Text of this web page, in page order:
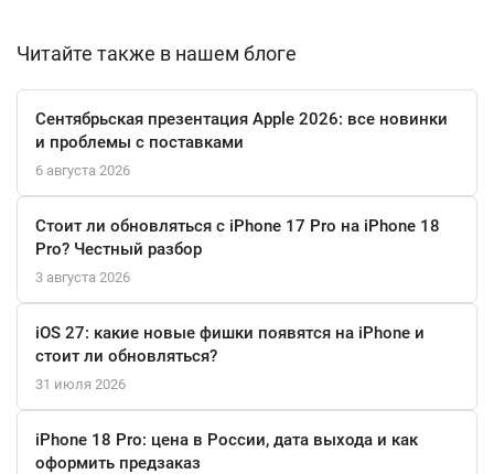
позволит вам не переживать о зарядке в течение всего дня.
Этот смартфон не только выглядит стильно, но и предлагает
широкий набор функций для навигации и подключения. С
поддержкой SIM и eSIM, вы сможете легко управлять
несколькими номерами. Инновационные функции, такие как
распознавание лиц и Siri, делают повседневное использование
еще более удобным.
Apple iPhone 14 128 ГБ в цвете «Сияющая звезда» — это
идеальный выбор для тех, кто ценит качество, стиль и
современные технологии. Закажите его уже сегодня и откройте
для себя мир возможностей!
Читайте также в нашем блоге
Сентябрьская презентация Apple 2026: все новинки
и проблемы с поставками
6 августа 2026
Стоит ли обновляться с iPhone 17 Pro на iPhone 18
Pro? Честный разбор
3 августа 2026
iOS 27: какие новые фишки появятся на iPhone и
стоит ли обновляться?
31 июля 2026
iPhone 18 Pro: цена в России, дата выхода и как
оформить предзаказ